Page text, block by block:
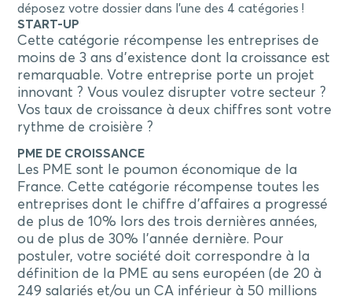
déposez votre dossier dans l’une des 4 catégories !
START-UP
Cette catégorie récompense les entreprises de
moins de 3 ans d’existence dont la croissance est
remarquable. Votre entreprise porte un projet
innovant ? Vous voulez disrupter votre secteur ?
Vos taux de croissance à deux chiffres sont votre
rythme de croisière ?
PME DE CROISSANCE
Les PME sont le poumon économique de la
France. Cette catégorie récompense toutes les
entreprises dont le chiffre d’affaires a progressé
de plus de 10% lors des trois dernières années,
ou de plus de 30% l’année dernière. Pour
postuler, votre société doit correspondre à la
définition de la PME au sens européen (de 20 à
249 salariés et/ou un CA inférieur à 50 millions